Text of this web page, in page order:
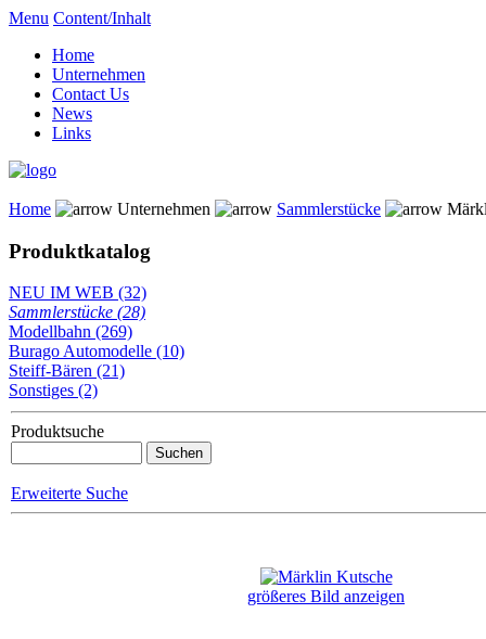
Menu Content/Inhalt
Home
Unternehmen
Contact Us
News
Links
Home Unternehmen Sammlerstücke
Produktkatalog
NEU IM WEB (32)
Sammlerstücke (28)
Modellbahn (269)
Burago Automodelle (10)
Steiff-Bären (21)
Sonstiges (2)
Produktsuche
Erweiterte Suche
größeres Bild anzeigen